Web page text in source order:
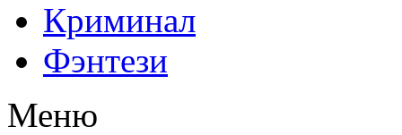
Криминал
Фэнтези
Меню